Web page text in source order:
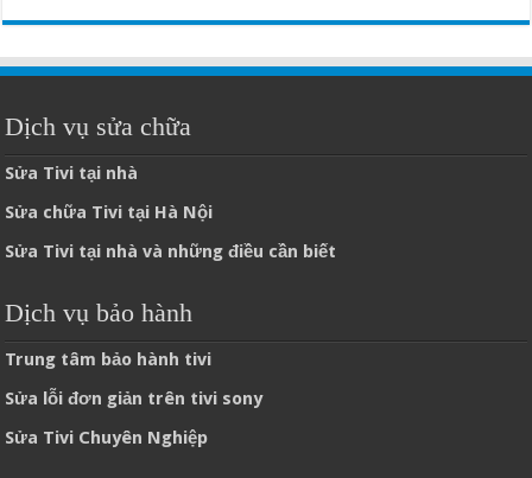
Dịch vụ sửa chữa
Sửa Tivi tại nhà
Sửa chữa Tivi tại Hà Nội
Sửa Tivi tại nhà và những điều cần biết
Dịch vụ bảo hành
Trung tâm bảo hành tivi
Sửa lỗi đơn giản trên tivi sony
Sửa Tivi Chuyên Nghiệp